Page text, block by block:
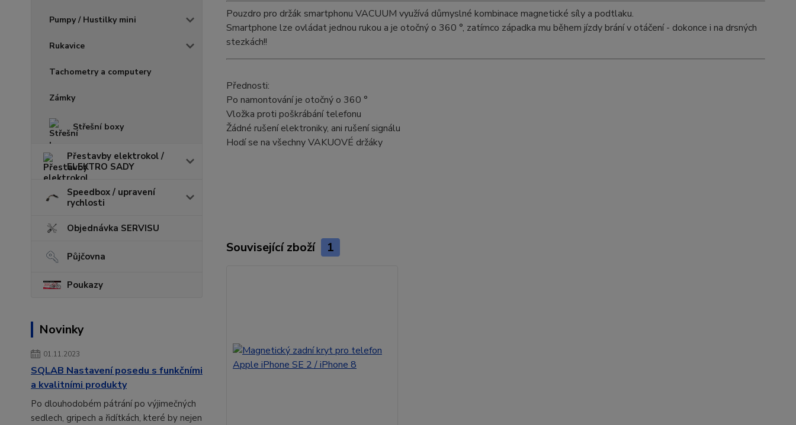
Pumpy / Hustilky mini
Rukavice
Tachometry a computery
Zámky
Střešní boxy
Přestavby elektrokol /
ELEKTRO SADY
Speedbox / upravení
rychlosti
Objednávka SERVISU
Půjčovna
Poukazy
Novinky
01.11.2023
SQLAB Nastavení posedu s funkčními
a kvalitními produkty
Po dlouhodobém pátrání po výjimečných
sedlech, gripech a řidítkách, které by nejen
Pouzdro pro držák smartphonu VACUUM využívá důmyslné kombinace magnetické síly a podtlaku.
Smartphone lze ovládat jednou rukou a je otočný o 360 °, zatímco západka mu během jízdy brání v otáčení - dokonce i na drsných
stezkách!!
Přednosti:
Po namontování je otočný o 360 °
Vložka proti poškrábání telefonu
Žádné rušení elektroniky, ani rušení signálu
Hodí se na všechny VAKUOVÉ držáky
Související zboží 1